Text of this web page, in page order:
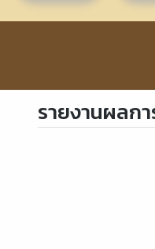
รายงานผลก